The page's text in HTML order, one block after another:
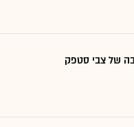
של צבי סטפק